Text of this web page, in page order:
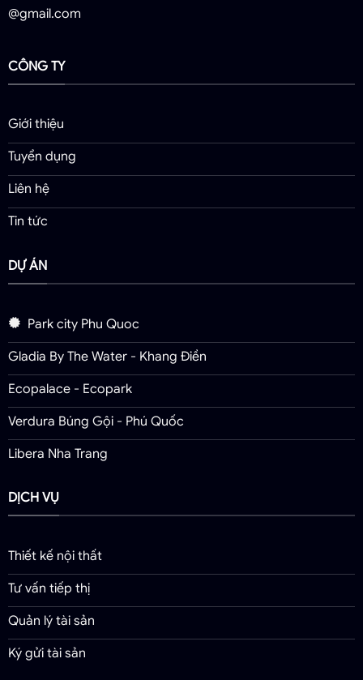
@gmail.com
CÔNG TY
Giới thiệu
Tuyển dụng
Liên hệ
Tin tức
DỰ ÁN
Park city Phu Quoc
Gladia By The Water - Khang Điền
Ecopalace - Ecopark
Verdura Búng Gội - Phú Quốc
Libera Nha Trang
DỊCH VỤ
Thiết kế nội thất
Tư vấn tiếp thị
Quản lý tài sản
Ký gửi tài sản